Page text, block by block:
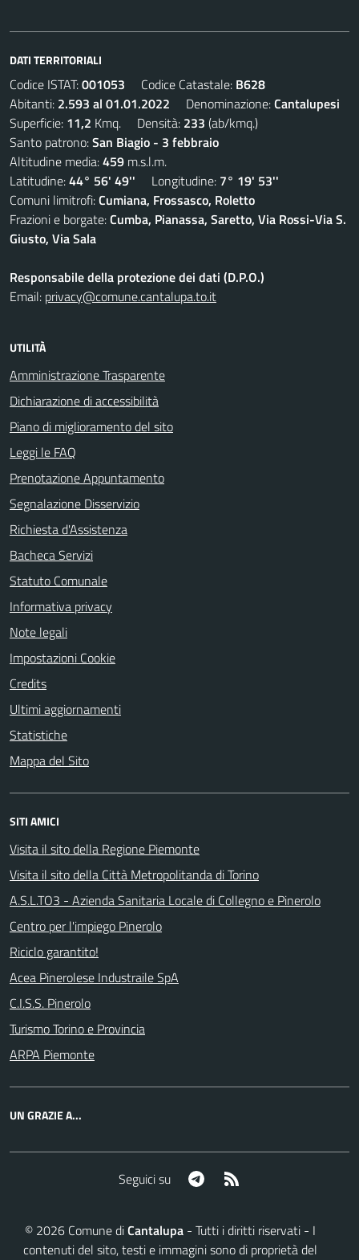
DATI TERRITORIALI
Codice ISTAT:001053 Codice Catastale: B628
Abitanti: 2.593 al 01.01.2022 Denominazione:Cantalupesi
Superficie: 11,2 Kmq. Densità: 233 (ab/kmq.)
Santo patrono:San Biagio - 3 febbraio
Altitudine media:459 m.s.l.m.
Latitudine:44° 56' 49'' Longitudine: 7° 19' 53''
Comuni limitrofi:Cumiana, Frossasco, Roletto
Frazioni e borgate:Cumba, Pianassa, Saretto, Via Rossi-Via S.
Giusto, Via Sala
Responsabile della protezione dei dati (D.P.O.)
Email: privacy@comune.cantalupa.to.it
UTILITÀ
Amministrazione Trasparente
Dichiarazione di accessibilità
Piano di miglioramento del sito
Leggi le FAQ
Prenotazione Appuntamento
Segnalazione Disservizio
Richiesta d'Assistenza
Bacheca Servizi
Statuto Comunale
Informativa privacy
Note legali
Impostazioni Cookie
Credits
Ultimi aggiornamenti
Statistiche
Mappa del Sito
SITI AMICI
Visita il sito della Regione Piemonte
Visita il sito della Città Metropolitanda di Torino
A.S.L.TO3 - Azienda Sanitaria Locale di Collegno e Pinerolo
Centro per l'impiego Pinerolo
Riciclo garantito!
Acea Pinerolese Industraile SpA
C.I.S.S. Pinerolo
Turismo Torino e Provincia
ARPA Piemonte
UN GRAZIE A...
Seguici su Telegram
© 2026Comune diCantalupa- Tutti i diritti riservati - I
contenuti del sito, testi e immagini sono di proprietà del